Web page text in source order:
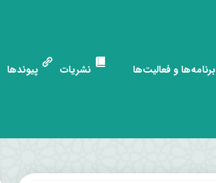
برنامه‌ها و فعالیت‌ها نشریات پیوندها